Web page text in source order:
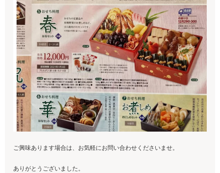
ご興味あります場合は、お気軽にお問い合わせくださいませ。
ありがとうございました。